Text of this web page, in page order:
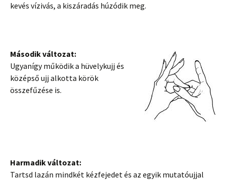
kevés vízivás, a kiszáradás húzódik meg.
Második változat:
Ugyanígy működik a hüvelykujj és
középső ujj alkotta körök
összefűzése is.
Harmadik változat:
Tartsd lazán mindkét kézfejedet és az egyik mutatóujjal